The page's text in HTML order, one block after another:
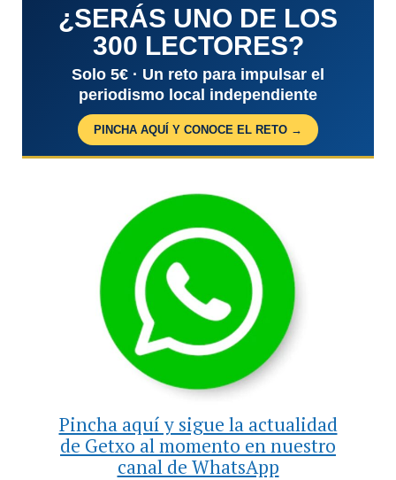
¿SERÁS UNO DE LOS
300 LECTORES?
Solo 5€ · Un reto para impulsar el
periodismo local independiente
PINCHA AQUÍ Y CONOCE EL RETO →
Pincha aquí y sigue la actualidad
de Getxo al momento en nuestro
canal de WhatsApp